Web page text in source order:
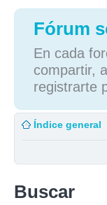
Fórum
En cada
compartir,
registrarte
Índice general
Buscar